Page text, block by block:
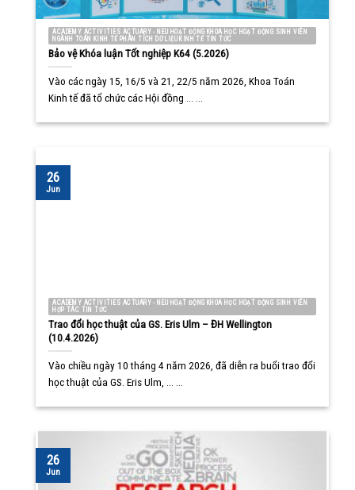
ACADEMY ACTIVITIES ACTUARY - NEU HOẠT ĐỘNG KHOA HỌC HOẠT ĐỘNG SINH VIÊN
NGÀNH TOÁN KINH TẾ PHÂN TÍCH DỮ LIỆU KINH TẾ TIN TỨC
Bảo vệ Khóa luận Tốt nghiệp K64 (5.2026)
Vào các ngày 15, 16/5 và 21, 22/5 năm 2026, Khoa Toán
Kinh tế đã tổ chức các Hội đồng ... ...
ACADEMY ACTIVITIES ACTUARY - NEU HOẠT ĐỘNG KHOA HỌC HOẠT ĐỘNG SINH VIÊN
HỢP TÁC TIN TỨC
Trao đổi học thuật của GS. Eris Ulm – ĐH Wellington
(10.4.2026)
Vào chiều ngày 10 tháng 4 năm 2026, đã diễn ra buổi trao đổi
học thuật của GS. Eris Ulm, ... ...
26
Jun
26
Jun